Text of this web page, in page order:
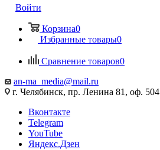
Войти
Корзина0
Избранные товары0
Сравнение товаров0
an-ma_media@mail.ru
г. Челябинск, пр. Ленина 81, оф. 504
Вконтакте
Telegram
YouTube
Яндекс.Дзен